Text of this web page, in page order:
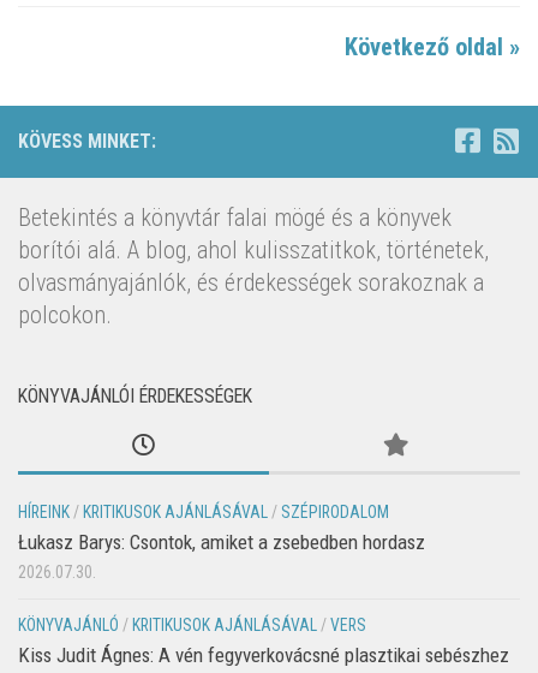
Következő oldal »
KÖVESS MINKET:
Betekintés a könyvtár falai mögé és a könyvek
borítói alá. A blog, ahol kulisszatitkok, történetek,
olvasmányajánlók, és érdekességek sorakoznak a
polcokon.
KÖNYVAJÁNLÓI ÉRDEKESSÉGEK
HÍREINK/ KRITIKUSOK AJÁNLÁSÁVAL/ SZÉPIRODALOM
Łukasz Barys: Csontok, amiket a zsebedben hordasz
2026.07.30.
KÖNYVAJÁNLÓ / KRITIKUSOK AJÁNLÁSÁVAL/VERS
Kiss Judit Ágnes: A vén fegyverkovácsné plasztikai sebészhez